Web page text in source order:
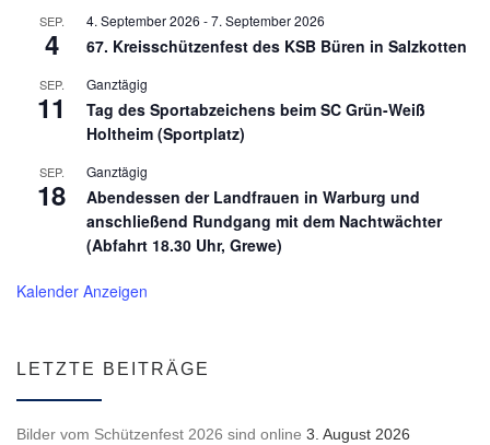
SEP.
4
4. September 2026 -7. September 2026
67. Kreisschützenfest des KSB Büren in Salzkotten
SEP.
11
Ganztägig
Tag des Sportabzeichens beim SC Grün-Weiß
Holtheim (Sportplatz)
SEP.
18
Ganztägig
Abendessen der Landfrauen in Warburg und
anschließend Rundgang mit dem Nachtwächter
(Abfahrt 18.30 Uhr, Grewe)
Kalender Anzeigen
LETZTE BEITRÄGE
Bilder vom Schützenfest 2026 sind online 3. August 2026